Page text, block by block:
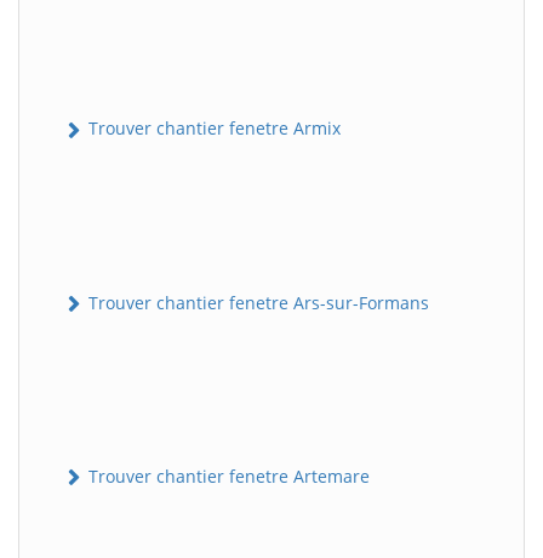
Trouver chantier fenetre Armix
Trouver chantier fenetre Ars-sur-Formans
Trouver chantier fenetre Artemare